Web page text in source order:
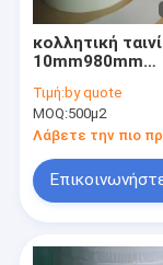
κολλητική
10mm980mm
ακρυλική Aramid
Τιμή:by quote
MOQ:500μ2
Λάβετε την πιο